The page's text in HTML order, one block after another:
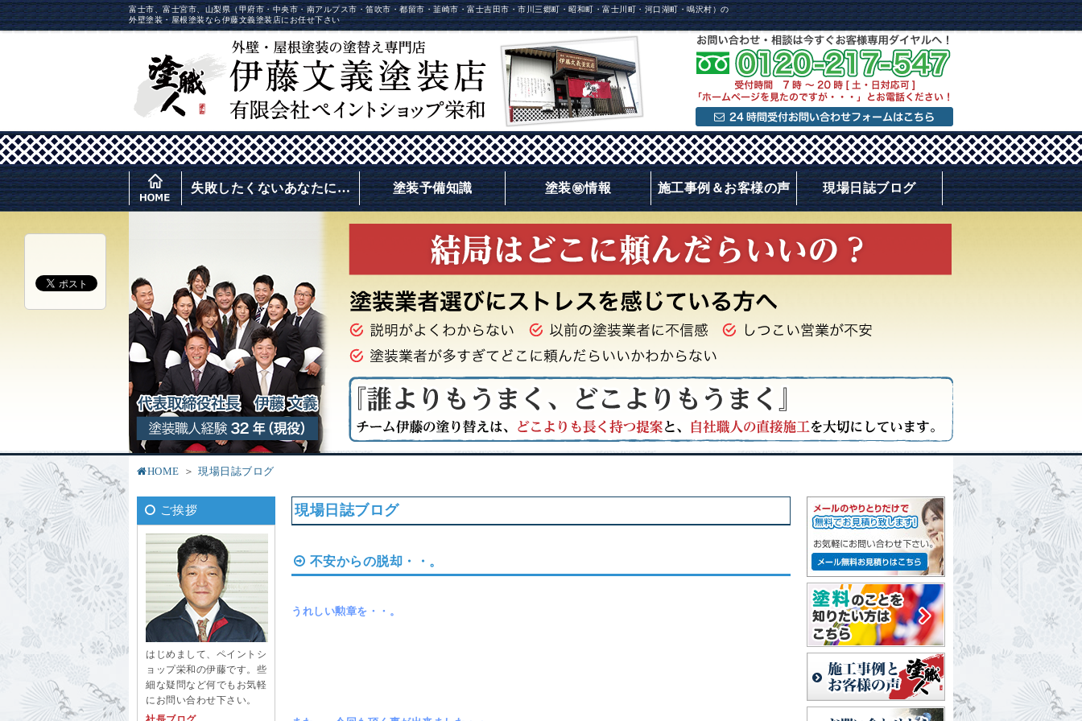
富士市、富士宮市、山梨県（甲府市・中央市・南アルプス市・笛吹市・都留市・韮崎市・富士吉田市・市川三郷町・昭和町・富士川町・河口湖町・鳴沢村）の
外壁塗装・屋根塗装なら伊藤文義塗装店にお任せ下さい
失敗したくないあなたに… 塗装予備知識 塗装㊙情報 施工事例＆お客様の声 現場日誌ブログ
HOME 現場日誌ブログ
ご挨拶
はじめまして、ペイントシ
ョップ栄和の伊藤です。些
細な疑問など何でもお気軽
にお問い合わせ下さい。
現場日誌ブログ
不安からの脱却・・。
うれしい勲章を・・。